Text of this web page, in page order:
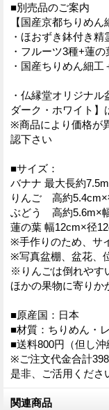
■別売品のご案内
【国産京都ちりめん
・ほおずき鉢付き
・フルーツ3種+蓮
・国産ちりめん細
・仏縁堂オリジナ
ダーク・ホワイト】
※商品により価格が
認下さい
■サイズ：
バナナ 最大長約
りんご 高約5.4cm×
ぶどう 高約5.6m×
蓮の葉 幅12cm×径
※手作りのため、サ
※写真盆棚、盆花、
※りんごは倒れやす
ほかの果物に寄りか
■原産国：日本
■材質：ちりめん・
■送料800円（但し沖
※ご注文代金合計
是非、ご活用くださ
関連商品